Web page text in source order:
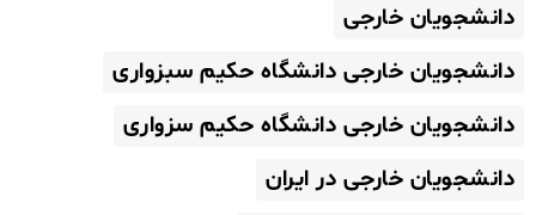
دانشجویان خارجی
دانشجویان خارجی دانشگاه حکیم سبزواری
دانشجویان خارجی دانشگاه حکیم سزواری
دانشجویان خارجی در ایران